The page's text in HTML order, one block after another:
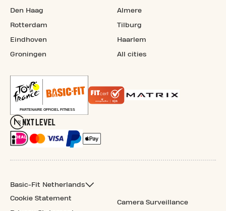
Den Haag
Rotterdam
Eindhoven
Groningen
Almere
Tilburg
Haarlem
All cities
Basic-Fit Netherlands
Cookie Statement
Camera Surveillance